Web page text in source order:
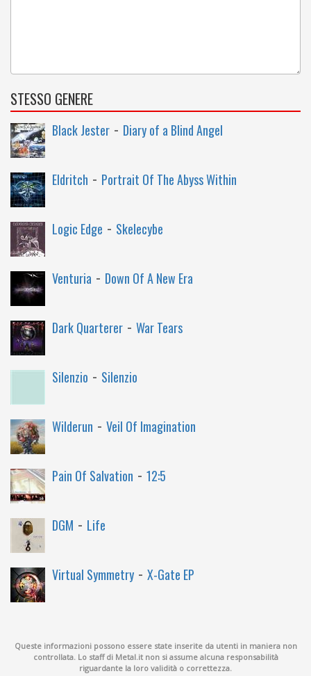
STESSO GENERE
Black Jester - Diary of a Blind Angel
Eldritch - Portrait Of The Abyss Within
Logic Edge - Skelecybe
Venturia - Down Of A New Era
Dark Quarterer - War Tears
Silenzio - Silenzio
Wilderun - Veil Of Imagination
Pain Of Salvation - 12:5
DGM - Life
Virtual Symmetry - X-Gate EP
Queste informazioni possono essere state inserite da utenti in maniera non
controllata. Lo staff di Metal.it non si assume alcuna responsabilità
riguardante la loro validità o correttezza.